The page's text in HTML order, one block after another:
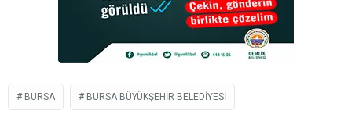
BURSA BURSA BÜYÜKŞEHIR BELEDIYESI